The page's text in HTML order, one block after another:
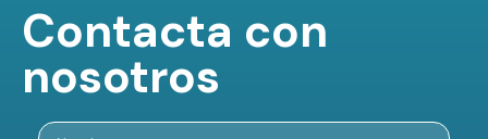
Contacta con
nosotros